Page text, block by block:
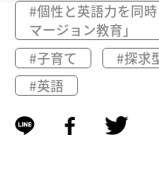
#個性と英語力を同
マージョン教育」
#子育て
#探求
#英語